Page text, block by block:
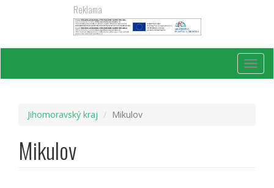
Reklama
Jihomoravský kraj Mikulov
Mikulov